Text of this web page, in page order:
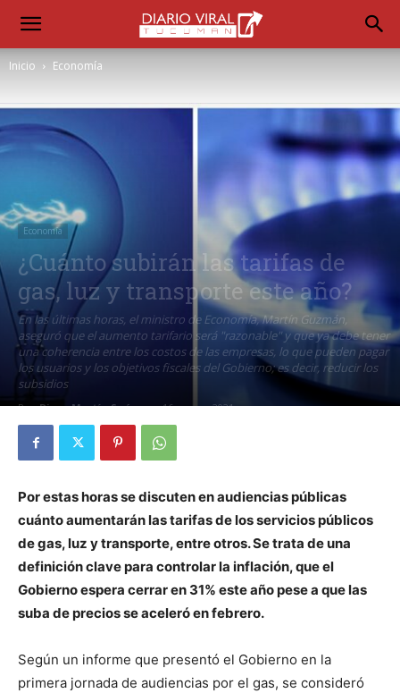
Inicio Economía
Economía
¿Cuánto subirán las tarifas de
gas, luz y transporte este año?
En las últimas horas, el ministro de Economía, Martín Guzmán,
aseguró que el aumento tarifario será "razonable" y que ya debe tener
una coherencia entre los costos de las empresas, lo que pueden pagar
los usuarios y los objetivos fiscales del Gobierno; es decir, reducir los
subsidios
Por Diego Martín Suárez - 16 marzo, 2021
Por estas horas se discuten en audiencias públicas
cuánto aumentarán las tarifas de los servicios públicos
de gas, luz y transporte, entre otros. Se trata de una
definición clave para controlar la inflación, que el
Gobierno espera cerrar en 31% este año pese a que las
suba de precios se aceleró en febrero.
Según un informe que presentó el Gobierno en la
primera jornada de audiencias por el gas, se consideró